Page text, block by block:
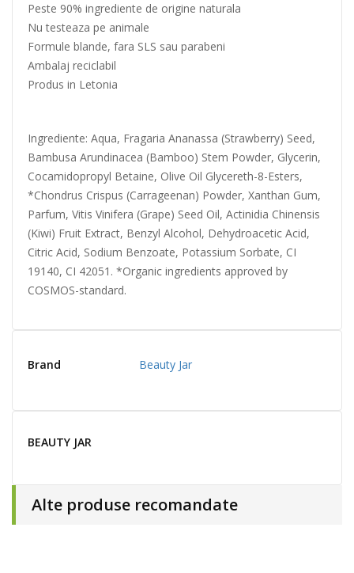
Peste 90% ingrediente de origine naturala
Nu testeaza pe animale
Formule blande, fara SLS sau parabeni
Ambalaj reciclabil
Produs in Letonia
Ingrediente: Aqua, Fragaria Ananassa (Strawberry) Seed,
Bambusa Arundinacea (Bamboo) Stem Powder, Glycerin,
Cocamidopropyl Betaine, Olive Oil Glycereth-8-Esters,
*Chondrus Crispus (Carrageenan) Powder, Xanthan Gum,
Parfum, Vitis Vinifera (Grape) Seed Oil, Actinidia Chinensis
(Kiwi) Fruit Extract, Benzyl Alcohol, Dehydroacetic Acid,
Citric Acid, Sodium Benzoate, Potassium Sorbate, CI
19140, CI 42051. *Organic ingredients approved by
COSMOS-standard.
Brand Beauty Jar
BEAUTY JAR
Alte produse recomandate